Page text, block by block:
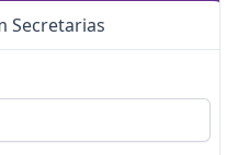
Secretarias